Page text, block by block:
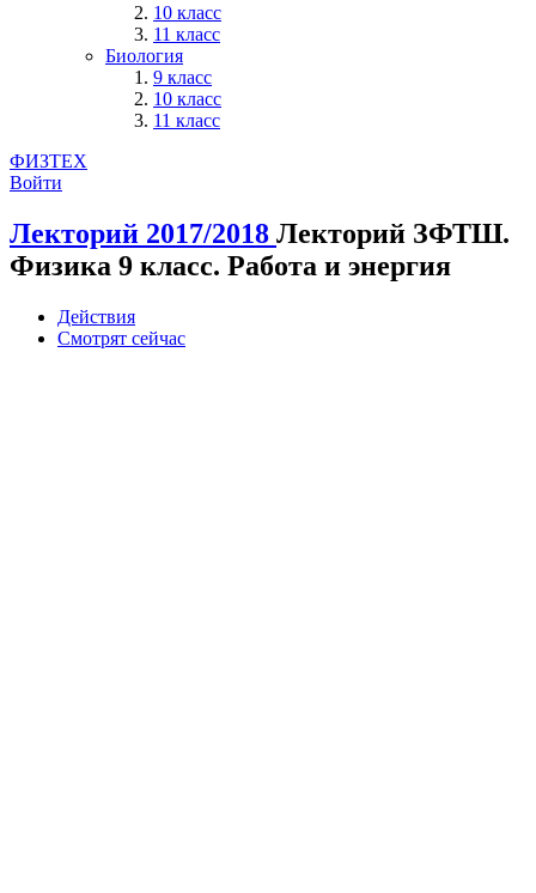
10 класс
11 класс
Биология
9 класс
10 класс
11 класс
ФИЗТЕХ
Войти
Лекторий 2017/2018 Лекторий ЗФТШ.
Физика 9 класс. Работа и энергия
Действия
Смотрят сейчас